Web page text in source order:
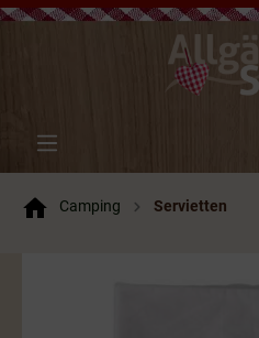
Camping Servietten